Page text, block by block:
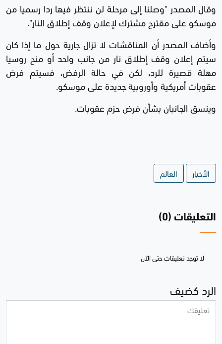
وقال المصدر "وصلنا إلى مرحلة لن ننتظر فيها ردا رسميا من
موسكو على مقترح مشترك لإعلان وقف إطلاق النار".
وأضاف المصدر أن المناقشات لا تزال جارية حول ما إذا كان
سيتم إعلان وقف إطلاق نار من جانب واحد أو منح روسيا
مهلة قصيرة للرد، لكن في حالة الرفض، فسيتم فرض
عقوبات أمريكية وأوروبية جديدة على موسكو.
وينسق الجانبان بشأن فرض حزم عقوبات.
الأخبار العالم
التعليقات (0)
لا توجد تعليقات حتى الآن
الرد كضيف